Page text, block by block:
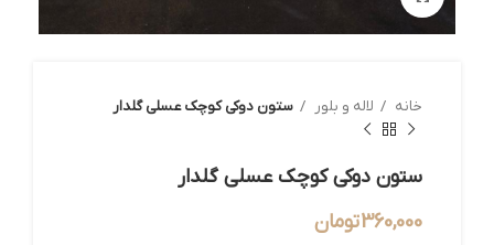
خانه لاله و بلور ستون دوکی کوچک عسلی گلدار
ستون دوکی کوچک عسلی گلدار
360,000تومان